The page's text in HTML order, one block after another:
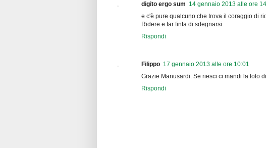
digito ergo sum 14 gennaio 2013 alle ore
e c'è pure qualcuno che trova il coraggio di
Ridere e far finta di sdegnarsi.
Rispondi
Filippo 17 gennaio 2013 alle ore 10:01
Grazie Manusardi. Se riesci ci mandi la foto
Rispondi